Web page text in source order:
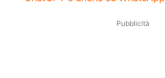
Pubblicità